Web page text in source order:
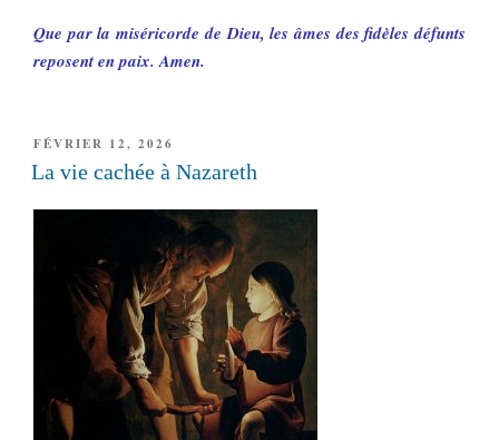
Que par la miséricorde de Dieu, les âmes des fidèles défunts
reposent en paix. Amen.
PUBLIÉ
LE
FÉVRIER 12, 2026
La vie cachée à Nazareth